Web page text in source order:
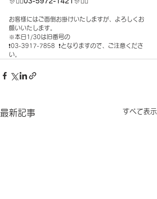
お客様にはご面倒お掛けいたしますが、よろしくお
願いいたします。
※本日1/30は旧番号の
❗️03-3917-7858  ❗️となりますので、ご注意くださ
い。
最新記事 すべて表示